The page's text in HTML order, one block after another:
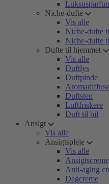
Niche-dufte
Vis alle
Niche-dufte
Niche-dufte
Dufte til hjemmet
Vis alle
Duftlys
Duftpinde
Duftsten
Luftfriskere
Duft til bil
Ansigt
Vis alle
Ansigtspleje
Vis alle
Ansigtscreme
Anti-aging
Dagcreme